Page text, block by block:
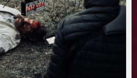
AM
DONNERSTAG,
27.
AUGUST
2026,
IN
SAT.1